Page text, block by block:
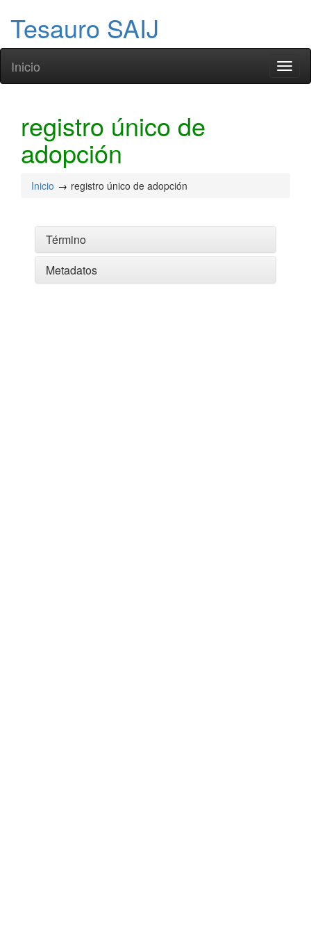
Tesauro SAIJ
Inicio
registro único de
adopción
Inicio registro único de adopción
Término
Metadatos